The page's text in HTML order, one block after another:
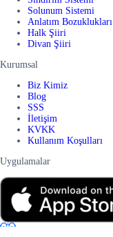
Solunum Sistemi
Anlatım Bozuklukları
Halk Şiiri
Divan Şiiri
Kurumsal
Biz Kimiz
Blog
SSS
İletişim
KVKK
Kullanım Koşulları
Uygulamalar